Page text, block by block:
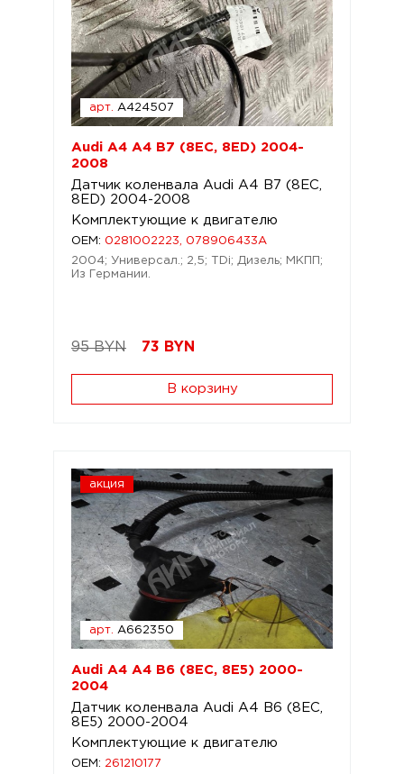
арт. A424507
Audi A4 A4 B7 (8EC, 8ED) 2004-
2008
Датчик коленвала Audi A4 B7 (8EC,
8ED) 2004-2008
Комплектующие к двигателю
OEM: 0281002223, 078906433A
2004; Универсал.; 2,5; TDi; Дизель; МКПП;
Из Германии.
95 BYN 73 BYN
В корзину
акция
арт. A662350
Audi A4 A4 B6 (8EC, 8E5) 2000-
2004
Датчик коленвала Audi A4 B6 (8EC,
8E5) 2000-2004
Комплектующие к двигателю
OEM: 261210177